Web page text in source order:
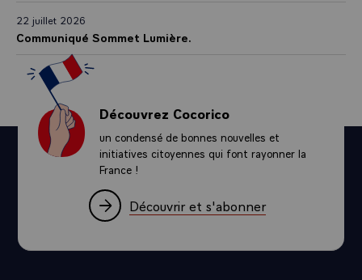
22 juillet 2026
Communiqué Sommet Lumière.
Découvrez Cocorico
un condensé de bonnes nouvelles et
initiatives citoyennes qui font rayonner la
France !
Découvrir et s'abonner